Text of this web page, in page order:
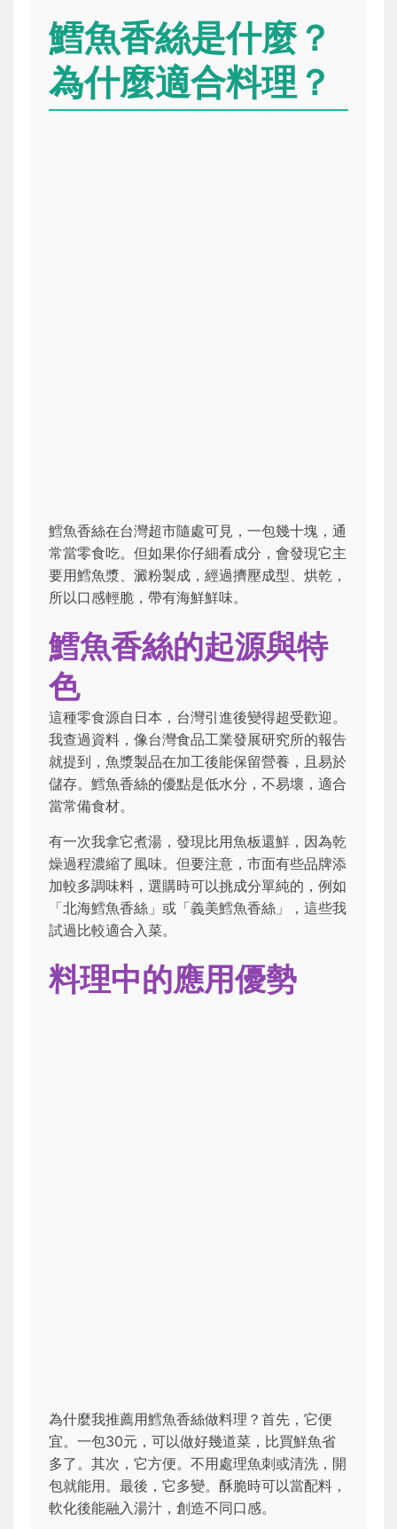
鱈魚香絲是什麼？
為什麼適合料理？
鱈魚香絲在台灣超市隨處可見，一包幾十塊，通
常當零食吃。但如果你仔細看成分，會發現它主
要用鱈魚漿、澱粉製成，經過擠壓成型、烘乾，
所以口感輕脆，帶有海鮮鮮味。
鱈魚香絲的起源與特
色
這種零食源自日本，台灣引進後變得超受歡迎。
我查過資料，像台灣食品工業發展研究所的報告
就提到，魚漿製品在加工後能保留營養，且易於
儲存。鱈魚香絲的優點是低水分，不易壞，適合
當常備食材。
有一次我拿它煮湯，發現比用魚板還鮮，因為乾
燥過程濃縮了風味。但要注意，市面有些品牌添
加較多調味料，選購時可以挑成分單純的，例如
「北海鱈魚香絲」或「義美鱈魚香絲」，這些我
試過比較適合入菜。
料理中的應用優勢
為什麼我推薦用鱈魚香絲做料理？首先，它便
宜。一包30元，可以做好幾道菜，比買鮮魚省
多了。其次，它方便。不用處理魚刺或清洗，開
包就能用。最後，它多變。酥脆時可以當配料，
軟化後能融入湯汁，創造不同口感。